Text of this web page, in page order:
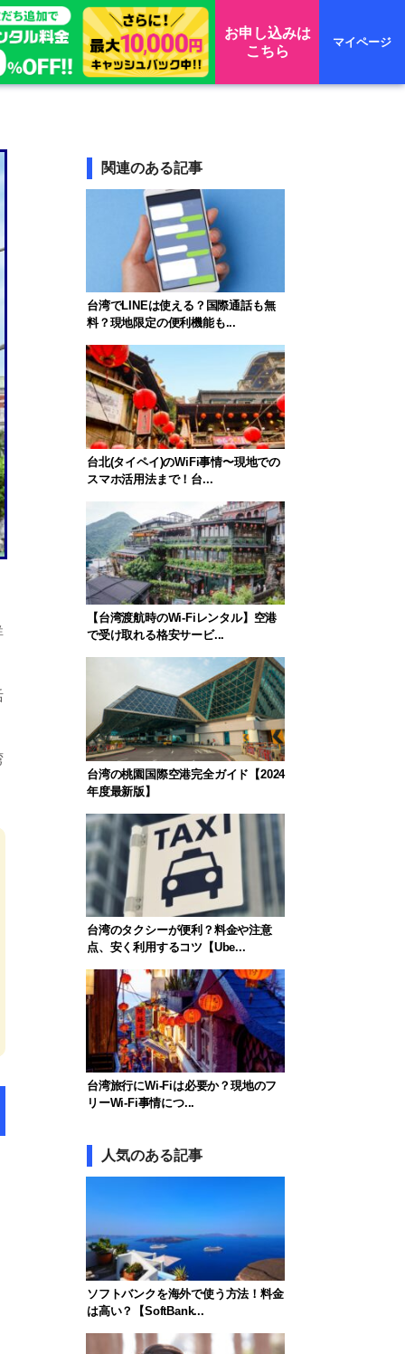
お申し込みは
こちら
マイページ
関連のある記事
台湾でLINEは使える？国際通話も無
料？現地限定の便利機能も...
台北(タイペイ)のWiFi事情〜現地での
スマホ活用法まで！台...
【台湾渡航時のWi-Fiレンタル】空港
で受け取れる格安サービ...
台湾の桃園国際空港完全ガイド【2024
年度最新版】
台湾のタクシーが便利？料金や注意
点、安く利用するコツ【Ube...
台湾旅行にWi-Fiは必要か？現地のフ
リーWi-Fi事情につ...
人気のある記事
ソフトバンクを海外で使う方法！料金
は高い？【SoftBank...